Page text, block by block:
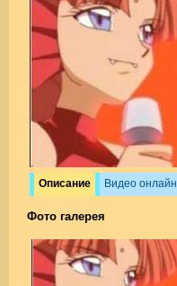
Описание Видео онлайн
Фото галерея